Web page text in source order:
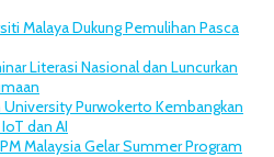
Malaya Dukung Pemulihan Pasca
Literasi Nasional dan Luncurkan
Purwokerto Kembangkan
dan AI
Malaysia Gelar Summer Program